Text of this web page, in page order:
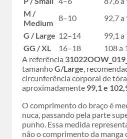
M /
Medium
8–10 92,7 a
G / Large 12–14 99,1 a
GG / XL
16–18 108 a
A referência
tamanhoG/Large,
circunferência corporal de
aproximadamente 99,1 e
O comprimento do braço é
nuca, passando pela parte
punho. Essa medida
não o comprimento da manga